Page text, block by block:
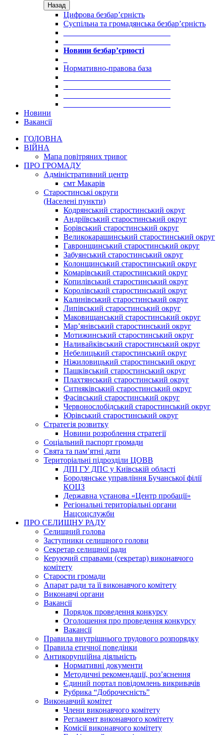
Назад
Цифрова безбар’єрність
Суспільна та громадянська безбар’єрність
Новини безбар’єрності
Нормативно-правова база
Новини
Вакансії
ГОЛОВНА
ВІЙНА
Мапа повітряних тривог
ПРО ГРОМАДУ
Aдміністративний центр
смт Макарів
Старостинські округи
(Населені пункти)
Кодрянський старостинський округ
Андріївський старостинський округ
Борівський старостинський округ
Великокарашинський старостинський округ
Гавронщинський старостинський округ
Забуянський старостинський округ
Колонщинський старостинський округ
Комарівський старостинський округ
Копилівський старостинський округ
Королівський старостинський округ
Калинівський старостинський округ
Липівський старостинський округ
Маковищанський старостинський округ
Мар’янівський старостинський округ
Мотижинський старостинський округ
Наливайківський старостинський округ
Небелицький старостинський округ
Ніжиловицький старостинський округ
Пашківський старостинський округ
Плахтянський старостинський округ
Ситняківський старостинський округ
Фасівський старостинський округ
Червонослобідський старостинський округ
Юрівський старостинський округ
Стратегія розвитку
Новини розроблення стратегії
Соціальний паспорт громади
Свята та пам’ятні дати
Територіальні підрозділи ЦОВВ
ДПІ ГУ ДПС у Київській області
Бородянське управління Бучанської філії
КОЦЗ
Державна установа «Центр пробації»
Регіональні територіальні органи
Нацсоцслужби
ПРО СЕЛИЩНУ РАДУ
Селищний голова
Заступники селищного голови
Секретар селищної ради
Керуючий справами (секретар) виконавчого
комітету
Старости громади
Апарат ради та її виконавчого комітету
Виконавчі органи
Вакансії
Порядок проведення конкурсу
Оголошення про проведення конкурсу
Вакансії
Правила внутрішнього трудового розпорядку
Правила етичної поведінки
Антикорупційна діяльність
Нормативні документи
Методичні рекомендації, роз’яснення
Єдиний портал повідомлень викривачів
Рубрика “Доброчесність”
Виконавчий комітет
Члени виконавчого комітету
Регламент виконавчого комітету
Комісії виконавчого комітету